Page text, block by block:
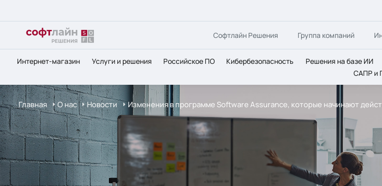
Софтлайн Решения Группа компаний
Интернет-магазин Услуги и решения Российское ПО Кибербезопасность Решения на базе ИИ
САПР и
Главная О нас Новости Изменения в программе Software Assurance, которые начинают